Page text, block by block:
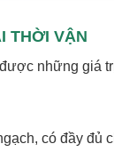
THỜI VẬN
những giá
có đầy đủ